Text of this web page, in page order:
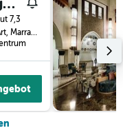
Grand Mogador Aqua Resort
7,3
Avenue du 7ème Art, Marrakesch, Marokko